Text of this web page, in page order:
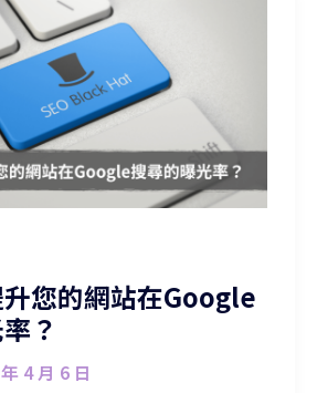
您的網站在Google
？
4 月 6 日